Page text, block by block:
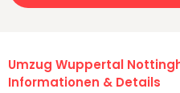
Umzug Wuppertal
Informationen & Details